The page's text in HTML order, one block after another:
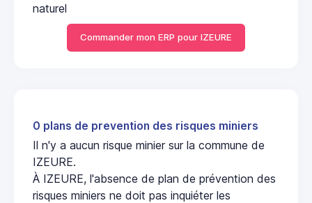
naturel
Commander mon ERP pour IZEURE
0 plans de prevention des risques miniers
Il n'y a aucun risque minier sur la commune de
IZEURE.
À IZEURE, l'absence de plan de prévention des
risques miniers ne doit pas inquiéter les